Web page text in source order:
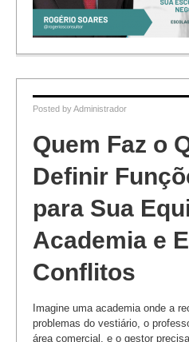
Como Abrir um Negócio
Zero
Posted byAdministrador
Quem Faz o
Definir
para Sua
Academia e
Conflitos
Imagine uma academia onde a
problemas do vestiário, o
área comercial, e o gestor